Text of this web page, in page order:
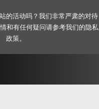
的活动吗？我们非常严肃的对待
和有任何疑问请参考我们的隐私
政策。